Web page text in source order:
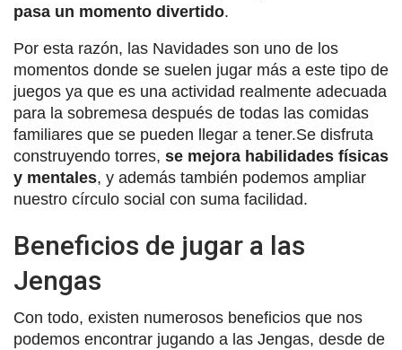
pasa un momento divertido.
Por esta razón, las Navidades son uno de los
momentos donde se suelen jugar más a este tipo de
juegos ya que es una actividad realmente adecuada
para la sobremesa después de todas las comidas
familiares que se pueden llegar a tener.Se disfruta
construyendo torres, se mejora habilidades físicas
y mentales, y además también podemos ampliar
nuestro círculo social con suma facilidad.
Beneficios de jugar a las
Jengas
Con todo, existen numerosos beneficios que nos
podemos encontrar jugando a las Jengas, desde de